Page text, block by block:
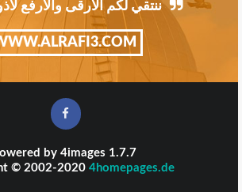
ننتقي لكم الأرقى والأرفع
by 4images 1.7.7
© 2002-2020 4homepages.de